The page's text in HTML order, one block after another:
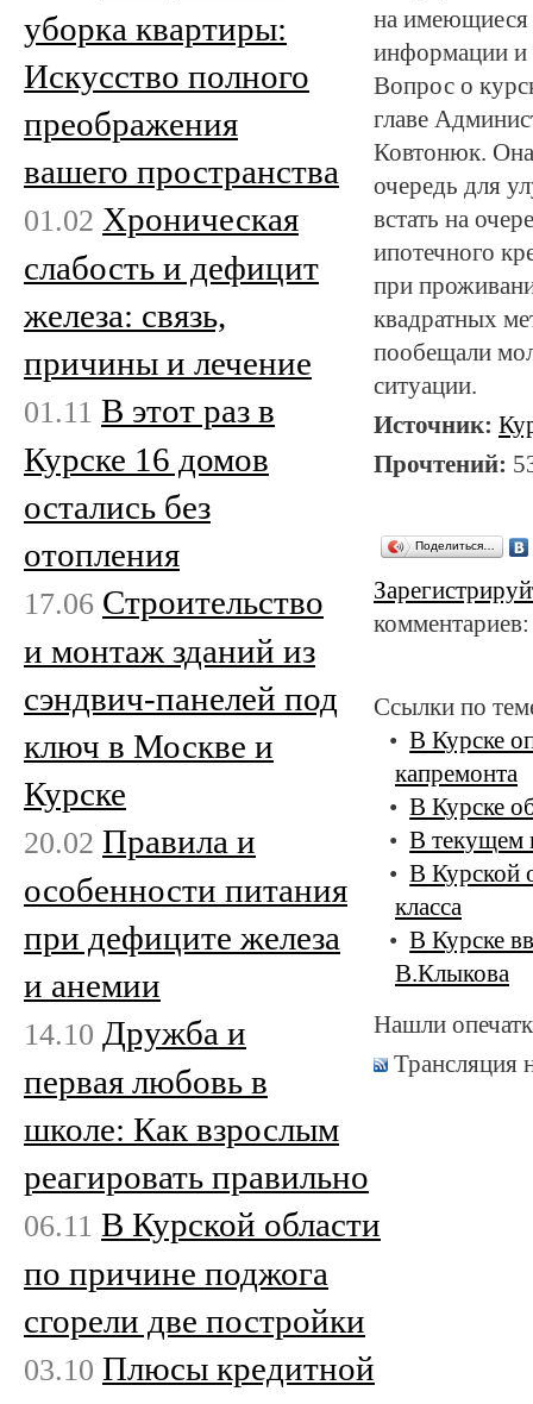
на имеющиеся
информации и
Вопрос о
главе
Ковтонюк. Она
очередь для
встать на
ипотечного
при
квадратных
пообещали
ситуации.
Источник:
Прочтений:
Поделиться…
Ссылки по
В Курске
капремонта
В Курске
В текущем
В Курской
класса
В Курске
В.Клыкова
Нашли
Трансляция
уборка квартиры:
Искусство полного
преображения
вашего пространства
01.02 Хроническая
слабость и дефицит
железа: связь,
причины и лечение
01.11 В этот раз в
Курске 16 домов
остались без
отопления
17.06 Строительство
и монтаж зданий из
сэндвич-панелей под
ключ в Москве и
Курске
20.02 Правила и
особенности питания
при дефиците железа
и анемии
14.10 Дружба и
первая любовь в
школе: Как взрослым
реагировать правильно
06.11 В Курской области
по причине поджога
сгорели две постройки
03.10 Плюсы кредитной